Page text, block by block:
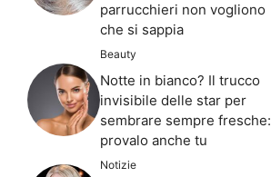
parrucchieri non vogliono
che si sappia
Beauty
Notte in bianco? Il trucco
invisibile delle star per
sembrare sempre fresche:
provalo anche tu
Notizie